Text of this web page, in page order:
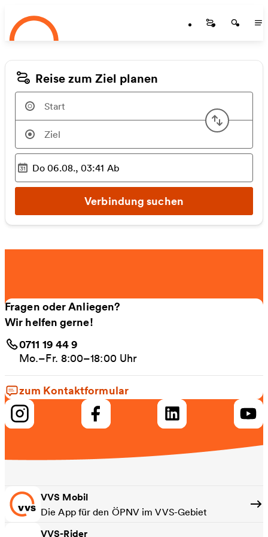
Zum Hauptinhalt springen
Startseite
Reise zum Ziel planen
Start
Ausgewählter Zeitpunkt
Do 06.08., 03:41 Ab
Verbindung suchen
Fragen oder Anliegen?
Wir helfen gerne!
0711 19 44 9
Mo.–Fr. 8:00–18:00 Uhr
zum Kontaktformular
VVS Mobil
Die App für den ÖPNV im VVS-Gebiet
VVS-Rider